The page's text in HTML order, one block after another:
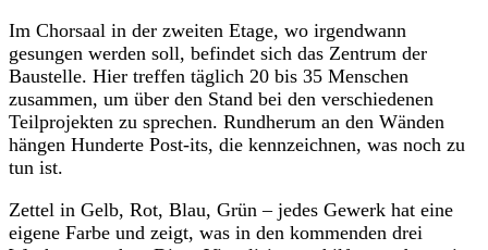
Im Chorsaal in der zweiten Etage, wo irgendwann
gesungen werden soll, befindet sich das Zentrum der
Baustelle. Hier treffen täglich 20 bis 35 Menschen
zusammen, um über den Stand bei den verschiedenen
Teilprojekten zu sprechen. Rundherum an den Wänden
hängen Hunderte Post-its, die kennzeichnen, was noch zu
tun ist.
Zettel in Gelb, Rot, Blau, Grün – jedes Gewerk hat eine
eigene Farbe und zeigt, was in den kommenden drei